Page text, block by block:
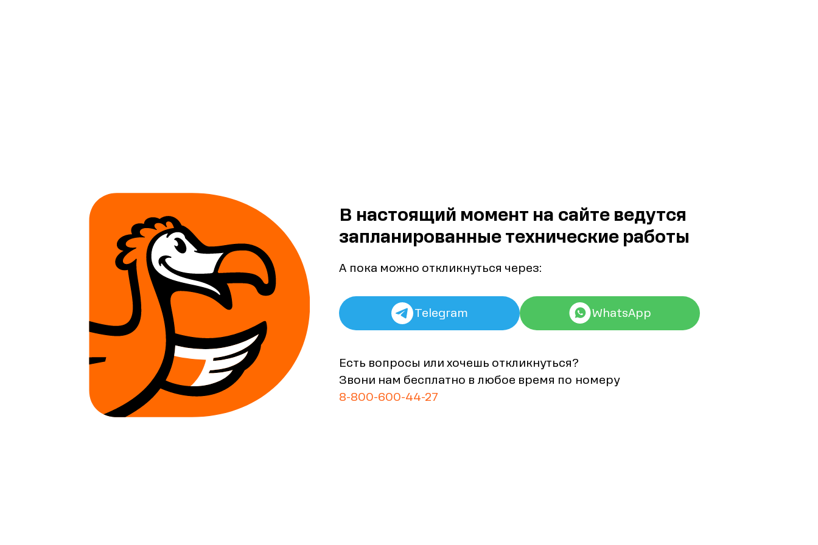
В настоящий момент на сайте ведутся
запланированные технические работы
А пока можно откликнуться через:
Telegram WhatsApp
Есть вопросы или хочешь откликнуться?
Звони нам бесплатно в любое время по номеру
8-800-600-44-27